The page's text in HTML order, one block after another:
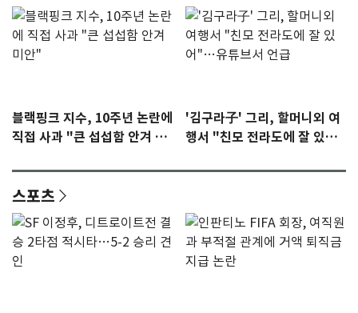
블랙핑크 지수, 10주년 논란에
직접 사과 "큰 섭섭함 안겨 미
'김구라子' 그리, 할머니외 여
행서 "친모 전라도에 잘 있
스포츠